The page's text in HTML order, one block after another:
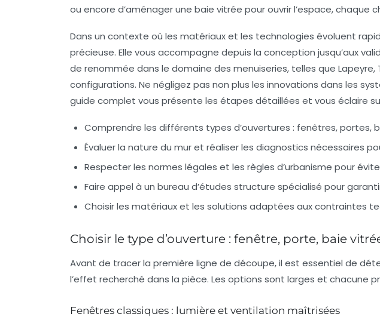
ou encore d’aménager une baie vitrée pour ouvrir l’espace,
Dans un contexte où les matériaux et les technologies évoluent
précieuse. Elle vous accompagne depuis la conception jusqu’aux
de renommée dans le domaine des menuiseries, telles que Lapeyre,
configurations. Ne négligez pas non plus les innovations dans les
guide complet vous présente les étapes détaillées et vous éclaire
Comprendre les différents types d’ouvertures : fenêtres, portes,
Évaluer la nature du mur et réaliser les diagnostics nécessaires
Respecter les normes légales et les règles d’urbanisme pour
Faire appel à un bureau d’études structure spécialisé pour
Choisir les matériaux et les solutions adaptées aux contraintes
Choisir le type d’ouverture : fenêtre, porte, baie
Avant de tracer la première ligne de découpe, il est essentiel de
l’effet recherché dans la pièce. Les options sont larges et chacune
Fenêtres classiques : lumière et ventilation maîtrisées